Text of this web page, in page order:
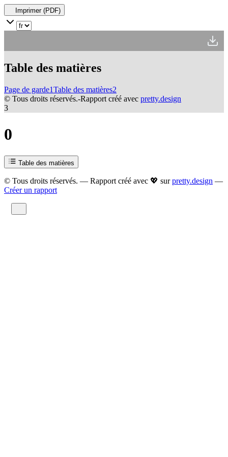
Imprimer (PDF)
Table des matières
Page de garde1Table des matières2
© Tous droits réservés.-Rapport créé avec pretty.design
3
0
1
2
3
4
Table des matières
© Tous droits réservés. — Rapport créé avec 💖 surpretty.design —
Créer un rapport